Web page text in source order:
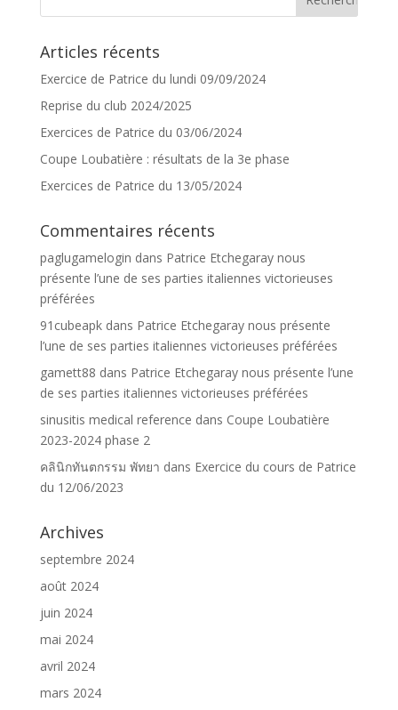
Articles récents
Exercice de Patrice du lundi 09/09/2024
Reprise du club 2024/2025
Exercices de Patrice du 03/06/2024
Coupe Loubatière : résultats de la 3e phase
Exercices de Patrice du 13/05/2024
Commentaires récents
paglugamelogin dans Patrice Etchegaray nous
présente l’une de ses parties italiennes victorieuses
préférées
91cubeapkdans Patrice Etchegaray nous présente
l’une de ses parties italiennes victorieuses préférées
gamett88 dans Patrice Etchegaray nous présente l’une
de ses parties italiennes victorieuses préférées
sinusitis medical reference dans Coupe Loubatière
2023-2024 phase 2
คลินิกทันตกรรม พัทยา dans Exercice du cours de Patrice
du 12/06/2023
Archives
septembre 2024
août 2024
juin 2024
mai 2024
avril 2024
mars 2024